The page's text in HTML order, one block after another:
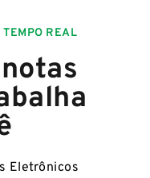
TEMPO REAL
Eletrônicos